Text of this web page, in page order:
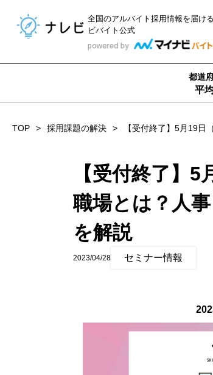
全国のアルバイト採用情報を届ける
ビバイト公式
都道
平
TOP 採用課題の解決 【受付終了】5月19
【受付終了】
職場とは？人
を解説
2023/04/28 セミナー情報